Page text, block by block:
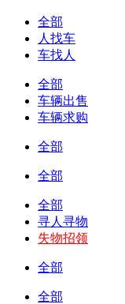
全部
人找车
车找人
全部
车辆出售
车辆求购
全部
全部
全部
寻人寻物
失物招领
全部
全部